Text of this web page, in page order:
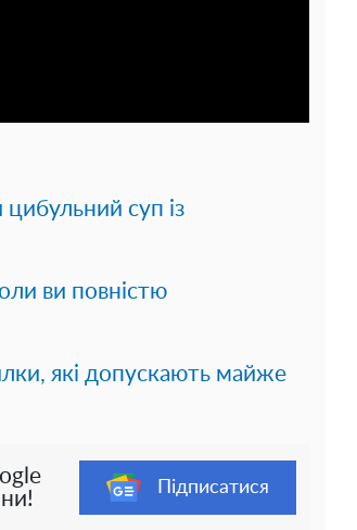
цибульний суп із
ви повністю
які допускають майже
Підписатися